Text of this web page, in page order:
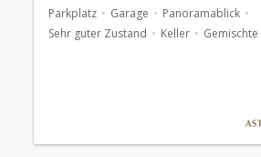
Parkplatz Garage
Panoramablick
Sehr guter Zustand
Keller